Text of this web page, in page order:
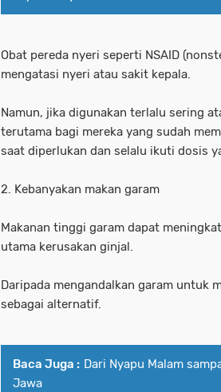
Obat pereda nyeri seperti NSAID
mengatasi nyeri atau sakit kepala.
Namun, jika digunakan terlalu sering
terutama bagi mereka yang sudah
saat diperlukan dan selalu ikuti dosis
2. Kebanyakan makan garam
Makanan tinggi garam dapat
utama kerusakan ginjal.
Daripada mengandalkan garam untuk
sebagai alternatif.
Baca Juga : Dari Nyapu Malam
Jawa